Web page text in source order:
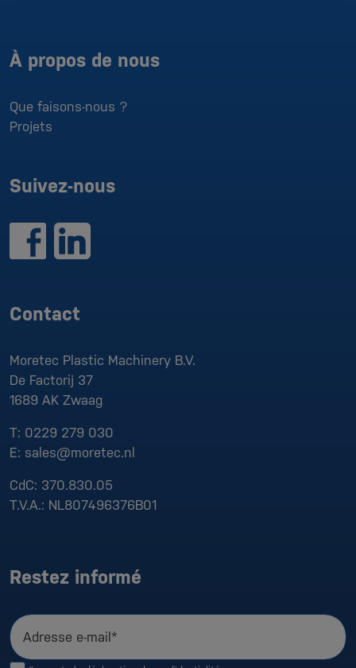
À propos de nous
Que faisons-nous ?
Projets
Suivez-nous
Contact
Moretec Plastic Machinery B.V.
De Factorij 37
1689 AK Zwaag
T: 0229 279 030
E: sales@moretec.nl
CdC: 370.830.05
T.V.A.: NL807496376B01
Restez informé
Adresse e-mail*